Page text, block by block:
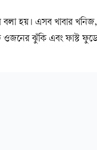
হয়। এসব খাবার
ওজনের ঝুঁকি এবং ফাস্ট